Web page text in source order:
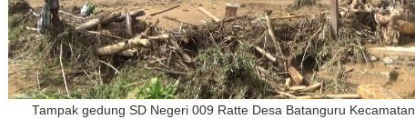
Tampak gedung SD Negeri 009 Ratte Desa Batanguru Kecamatan